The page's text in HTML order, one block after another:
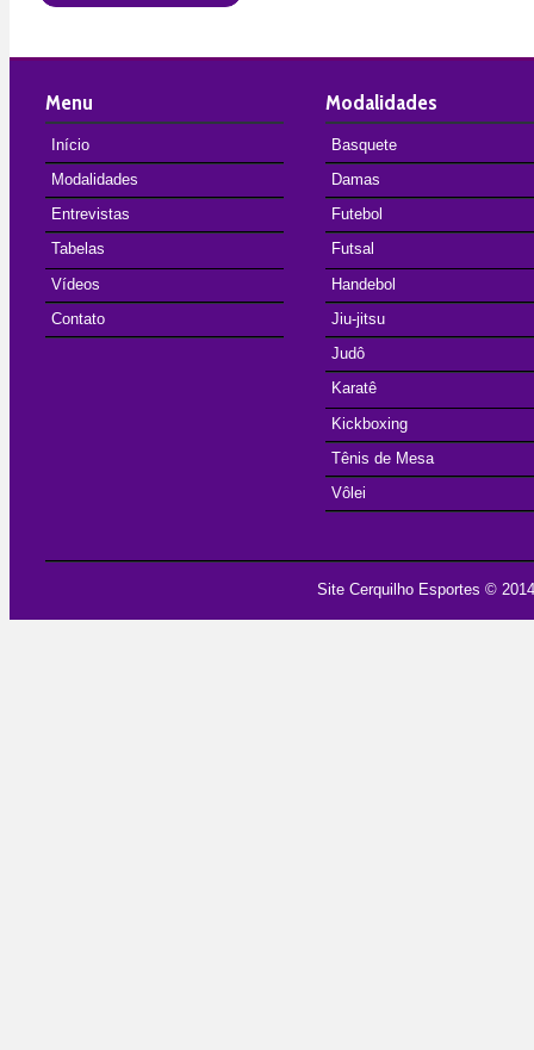
Menu
Início
Modalidades
Entrevistas
Tabelas
Vídeos
Contato
Modalidades
Basquete
Damas
Futebol
Futsal
Handebol
Jiu-jitsu
Judô
Karatê
Kickboxing
Tênis de Mesa
Vôlei
Site Cerquilho Esportes ©